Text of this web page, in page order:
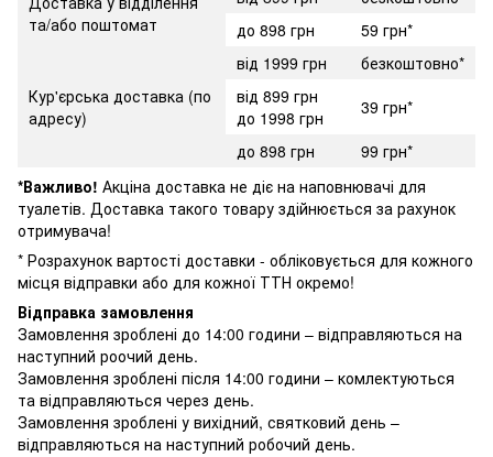
та/або поштомат
до 898 грн
59 грн*
Кур'єрська доставка (по
адресу)
від 1999 грн
безкоштовно*
від 899 грн
до 1998 грн
39 грн*
до 898 грн
99 грн*
*Важливо! Акціна доставка не діє на наповнювачі для
туалетів. Доставка такого товару здійнюється за рахунок
отримувача!
* Розрахунок вартості доставки - обліковується для кожного
місця відправки або для кожної ТТН окремо!
Відправка замовлення
Замовлення зроблені до 14:00 години – відправляються на
наступний роочий день.
Замовлення зроблені після 14:00 години – комлектуються
та відправляються через день.
Замовлення зроблені у вихідний, святковий день –
відправляються на наступний робочий день.